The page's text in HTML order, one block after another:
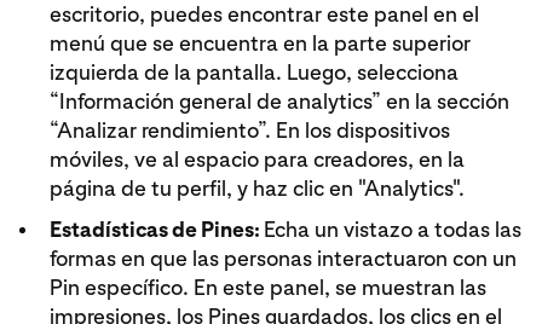
escritorio, puedes encontrar este panel en el
menú que se encuentra en la parte superior
izquierda de la pantalla. Luego, selecciona
“Información general de analytics” en la sección
“Analizar rendimiento”. En los dispositivos
móviles, ve al espacio para creadores, en la
página de tu perfil, y haz clic en "Analytics".
Estadísticas de Pines: Echa un vistazo a todas las
formas en que las personas interactuaron con un
Pin específico. En este panel, se muestran las
impresiones, los Pines guardados, los clics en el